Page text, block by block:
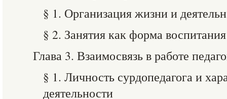
§ 1. Организация жизни и
§ 2. Занятия как форма
Глава 3. Взаимосвязь в работе
§ 1. Личность сурдопедагога и
деятельности